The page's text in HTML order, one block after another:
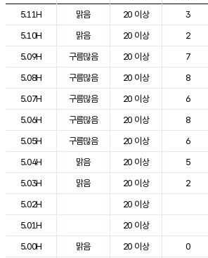
도시별 기상실황표로 지점, 날씨, 기온, 강수,
5.11H
맑음 20 이상 3
5.10H
맑음 20 이상 2
5.09H
구름많음 20 이상 7
5.08H
구름많음 20 이상 8
5.07H
구름많음 20 이상 6
5.06H
구름많음 20 이상 8
5.05H
구름많음 20 이상 6
5.04H
맑음 20 이상 5
5.03H
맑음 20 이상 2
5.02H
20 이상
5.01H
20 이상
5.00H
맑음 20 이상 0